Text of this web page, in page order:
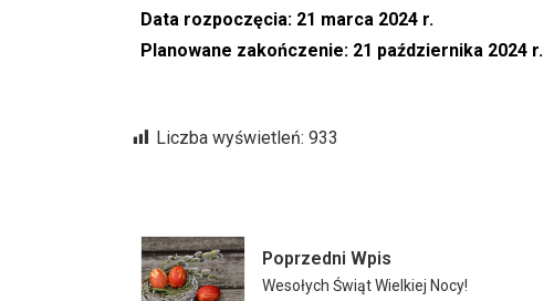
Data rozpoczęcia: 21 marca 2024 r.
Planowane zakończenie: 21 października 2024 r.
Liczba wyświetleń: 933
Poprzedni Wpis
Wesołych Świąt Wielkiej Nocy!